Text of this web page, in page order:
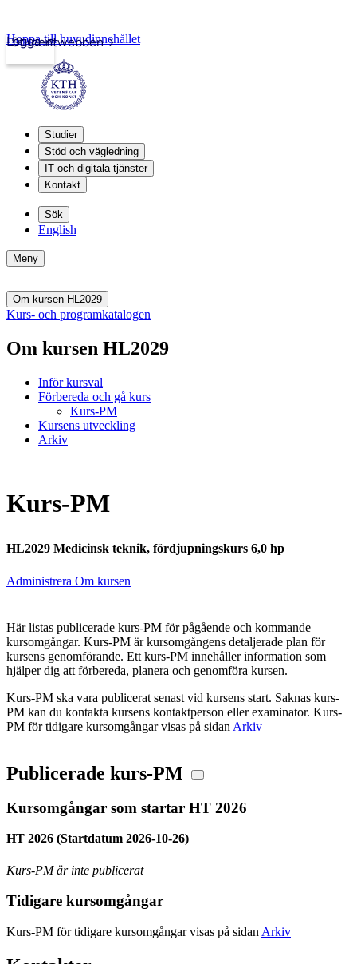
Studentwebben
Logga in
Hoppa till huvudinnehållet
Studier
Stöd och vägledning
IT och digitala tjänster
Kontakt
Sök
English
Meny
Om kursen HL2029
Kurs- och programkatalogen
Om kursen HL2029
Inför kursval
Förbereda och gå kurs
Kurs-PM
Kursens utveckling
Arkiv
Kurs-PM
HL2029 Medicinsk teknik, fördjupningskurs 6,0 hp
Administrera Om kursen
Här listas publicerade kurs-PM för pågående och kommande
kursomgångar. Kurs-PM är kursomgångens detaljerade plan för
kursens genomförande. Ett kurs-PM innehåller information som
hjälper dig att förbereda, planera och genomföra kursen.
Kurs-PM ska vara publicerat senast vid kursens start. Saknas kurs-
PM kan du kontakta kursens kontaktperson eller examinator. Kurs-
PM för tidigare kursomgångar visas på sidan Arkiv
Publicerade kurs-PM
Kursomgångar som startar HT 2026
HT 2026 (Startdatum 2026-10-26)
Kurs-PM är inte publicerat
Tidigare kursomgångar
Kurs-PM för tidigare kursomgångar visas på sidan Arkiv